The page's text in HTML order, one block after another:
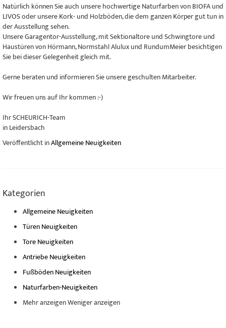
Natürlich können Sie auch unsere hochwertige Naturfarben von BIOFA und
LIVOS oder unsere Kork- und Holzböden, die dem ganzen Körper gut tun in
der Ausstellung sehen.
Unsere Garagentor-Ausstellung, mit Sektionaltore und Schwingtore und
Haustüren von Hörmann, Normstahl Alulux und RundumMeier besichtigen
Sie bei dieser Gelegenheit gleich mit.
Gerne beraten und informieren Sie unsere geschulten Mitarbeiter.
Wir freuen uns auf Ihr kommen :-)
Ihr SCHEURICH-Team
in Leidersbach
Veröffentlicht inAllgemeine Neuigkeiten
Kategorien
Allgemeine Neuigkeiten
Türen Neuigkeiten
Tore Neuigkeiten
Antriebe Neuigkeiten
Fußböden Neuigkeiten
Naturfarben-Neuigkeiten
Mehr anzeigenWeniger anzeigen